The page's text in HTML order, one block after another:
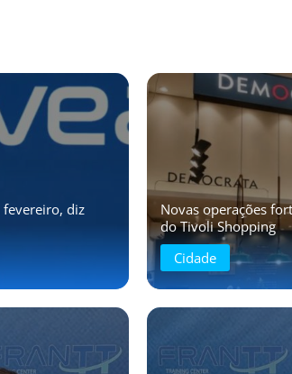
fevereiro, diz
Novas operações
do Tivoli Shopping
Cidade